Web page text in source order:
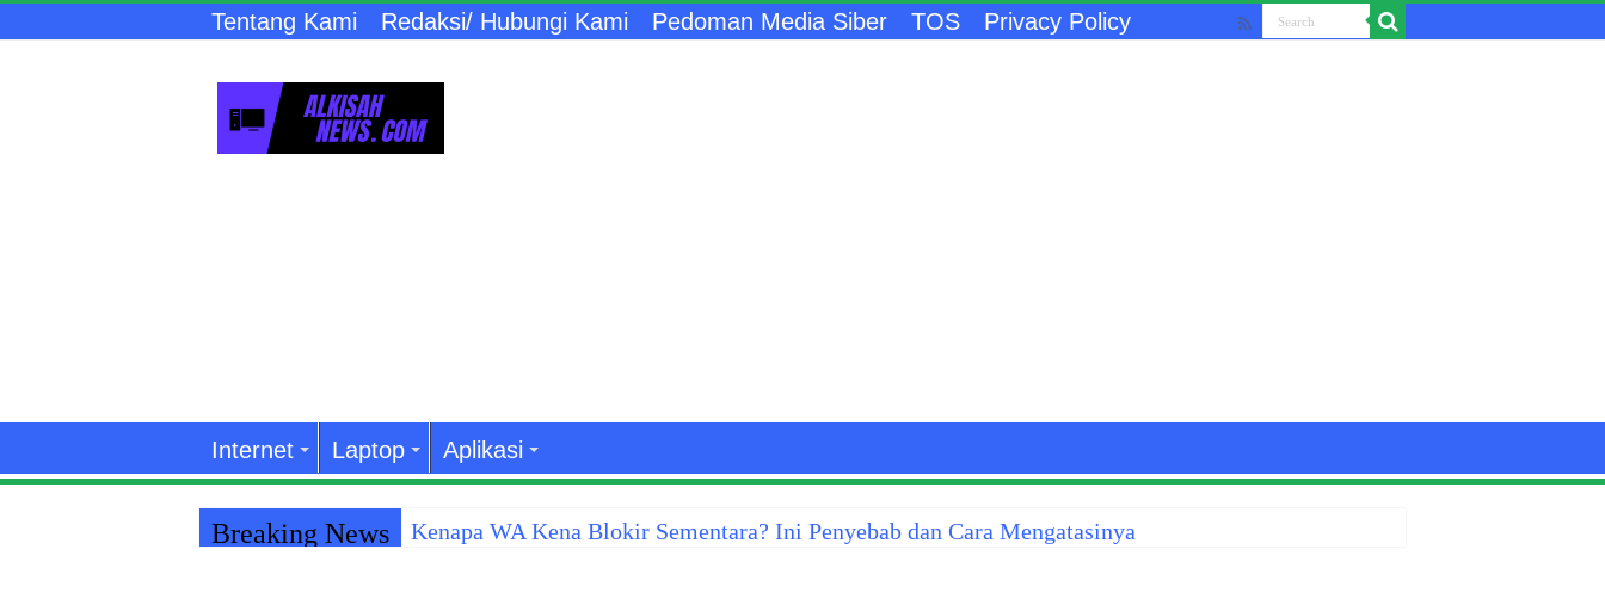
Tentang Kami Redaksi/ Hubungi Kami Pedoman Media Siber TOS Privacy Policy
Internet Laptop Aplikasi
Breaking News Kenapa WA Kena Blokir Sementara? Ini Penyebab dan Cara Mengatasinya